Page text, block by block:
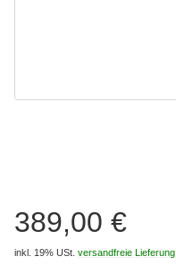
389,00 €
inkl. 19% USt. versandfreie Lieferung